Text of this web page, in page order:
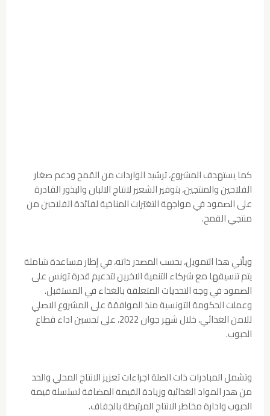
كما يستهدف المشروع، ترشيد الواردات من القمح ودعم صغار
الفلاحين والمنتجين، بتوفير الشعير لانتاج الالبان والبذور القادرة
على الصمود في مواجهة التغيّرات المناخية لفائدة الفلاحين من
منتجي القمح.
ويأتي هذا التمويل، بحسب المصدر ذاته، في إطار مساعدة شاملة
يتم تنسيقها مع شركاء التنمية الاخرين لتدعيم قدرة تونس على
الصمود في وجه التحديات المتعلقة بالغذاء في المستقبل.
وعملت الحكومة التونسية منذ الموافقة على المشروع الاصلي
للامن الغذائي، خلال شهر جوان 2022، على تحسين اداء قطاع
الحبوب.
وتشمل المبادرات ذات الصلة اجراءات تعزيز الانتاج المحلي والحد
من هدر المواد الغذائية وزيادة القيمة المضافة لسلسلة قيمة
الحبوب وادارة مخاطر الانتاج المرتبطة بالجفاف.